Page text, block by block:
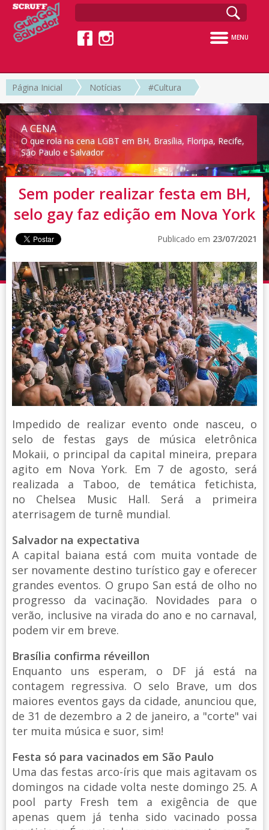
MENU
Página Inicial Notícias #Cultura
A CENA
O que rola na cena LGBT em BH, Brasília, Floripa, Recife,
São Paulo e Salvador
Sem poder realizar festa em BH,
selo gay faz edição em Nova York
Publicado em 23/07/2021
Impedido de realizar evento onde nasceu, o
selo de festas gays de música eletrônica
Mokaii, o principal da capital mineira, prepara
agito em Nova York. Em 7 de agosto, será
realizada a Taboo, de temática fetichista,
no Chelsea Music Hall. Será a primeira
aterrisagem de turnê mundial.
Salvador na expectativa
A capital baiana está com muita vontade de
ser novamente destino turístico gay e oferecer
grandes eventos. O grupo San está de olho no
progresso da vacinação. Novidades para o
verão, inclusive na virada do ano e no carnaval,
podem vir em breve.
Brasília confirma réveillon
Enquanto uns esperam, o DF já está na
contagem regressiva. O selo Brave, um dos
maiores eventos gays da cidade, anunciou que,
de 31 de dezembro a 2 de janeiro, a "corte" vai
ter muita música e suor, sim!
Festa só para vacinados em São Paulo
Uma das festas arco-íris que mais agitavam os
domingos na cidade volta neste domingo 25. A
pool party Fresh tem a exigência de que
apenas quem já tenha sido vacinado possa